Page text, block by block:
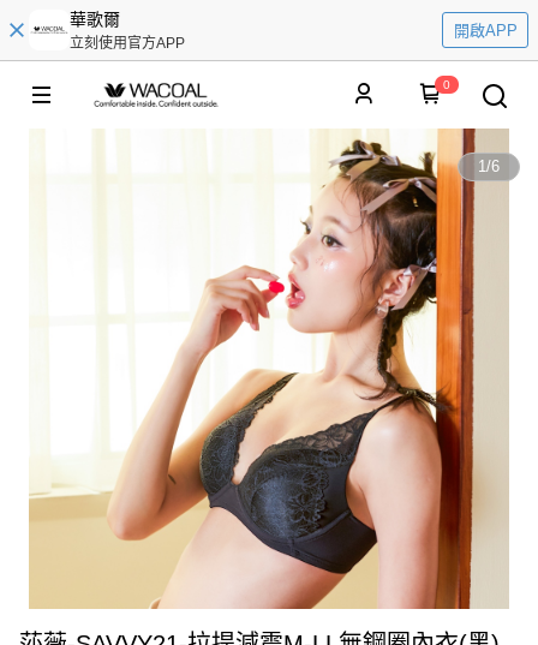
華歌爾
立刻使用官方APP
開啟APP
0
1/6